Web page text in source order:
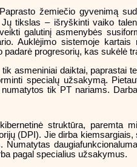
žemiečio gyvenimą
tikslas – išryškinti vaiko
galutinį asmenybės
Auklėjimo sistemoje kartais
progresorių, kas sukėlė
asmeniniai daiktai, paprastai
specialų užsakymą.
tik PT nariams.
struktūra, paremta
(DPI). Jie dirba
pagal specialius užsakymus.